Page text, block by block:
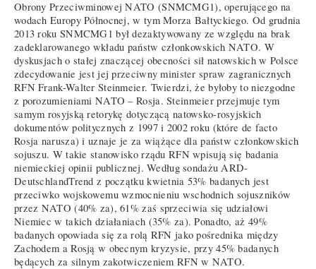
Obrony Przeciwminowej NATO (SNMCMG1), operującego na
wodach Europy Północnej, w tym Morza Bałtyckiego. Od grudnia
2013 roku SNMCMG1 był dezaktywowany ze względu na brak
zadeklarowanego wkładu państw członkowskich NATO. W
dyskusjach o stałej znaczącej obecności sił natowskich w Polsce
zdecydowanie jest jej przeciwny minister spraw zagranicznych
RFN Frank-Walter Steinmeier. Twierdzi, że byłoby to niezgodne
z porozumieniami NATO – Rosja. Steinmeier przejmuje tym
samym rosyjską retorykę dotyczącą natowsko-rosyjskich
dokumentów politycznych z 1997 i 2002 roku (które de facto
Rosja narusza) i uznaje je za wiążące dla państw członkowskich
sojuszu. W takie stanowisko rządu RFN wpisują się badania
niemieckiej opinii publicznej. Według sondażu ARD-
DeutschlandTrend z początku kwietnia 53% badanych jest
przeciwko wojskowemu wzmocnieniu wschodnich sojuszników
przez NATO (40% za), 61% zaś sprzeciwia się udziałowi
Niemiec w takich działaniach (35% za). Ponadto, aż 49%
badanych opowiada się za rolą RFN jako pośrednika między
Zachodem a Rosją w obecnym kryzysie, przy 45% badanych
będących za silnym zakotwiczeniem RFN w NATO.